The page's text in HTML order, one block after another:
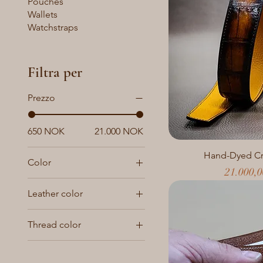
Wallets
Watchstraps
Filtra per
Prezzo
650 NOK 21.000 NOK
Color
Leather color
Thread color
Contrasting color
Hand-Dyed
Prezzo